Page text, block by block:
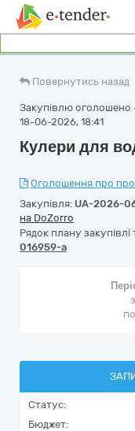
Повернутись назад
Закупівлю оголошено
18-06-2026, 18:41
Кулери для
Оголошення про
Закупівля: UA-2026-
на DoZorro
Рядок плану
016959-a
Статус:
Бюджет: